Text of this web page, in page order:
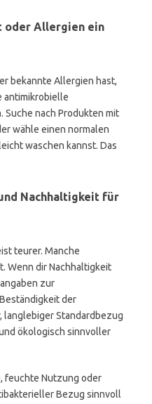
oder Allergien ein
bekannte Allergien hast,
antimikrobielle
nach Produkten mit
wähle einen normalen
waschen kannst. Das
Nachhaltigkeit für
teurer. Manche
Wenn dir Nachhaltigkeit
zur
der
langlebiger Standardbezug
ökologisch sinnvoller
feuchte Nutzung oder
Bezug sinnvoll